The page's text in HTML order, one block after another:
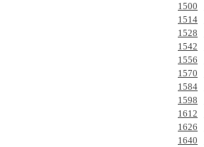
1500
1514
1528
1542
1556
1570
1584
1598
1612
1626
1640